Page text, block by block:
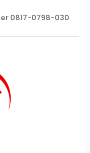
0817-0798-030